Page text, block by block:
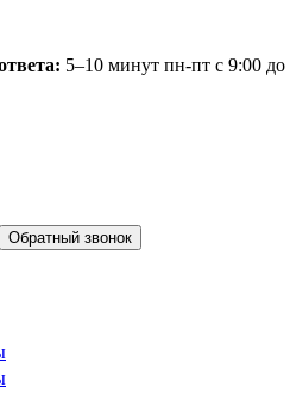
5–10 минут пн-пт с 9:00 до
Обратный звонок